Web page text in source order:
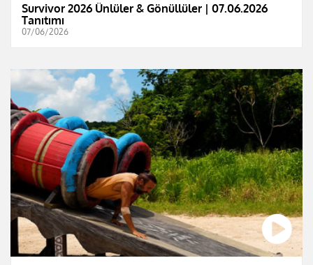
Survivor 2026 Ünlüler & Gönüllüler | 07.06.2026
Tanıtımı
07/06/2026